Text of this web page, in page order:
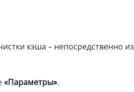
кэша – непосредственно из
«Параметры».